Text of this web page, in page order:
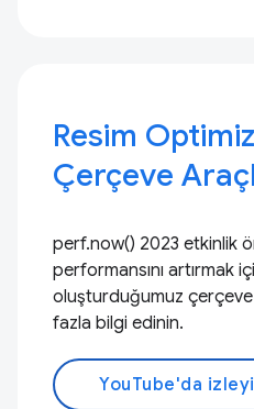
Resim
Çerçeve
perf.now() 2023 etkinlik
performansını artırmak
oluşturduğumuz çerçeve
fazla bilgi edinin.
YouTube'da